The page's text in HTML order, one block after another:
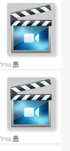
גודל
גודל